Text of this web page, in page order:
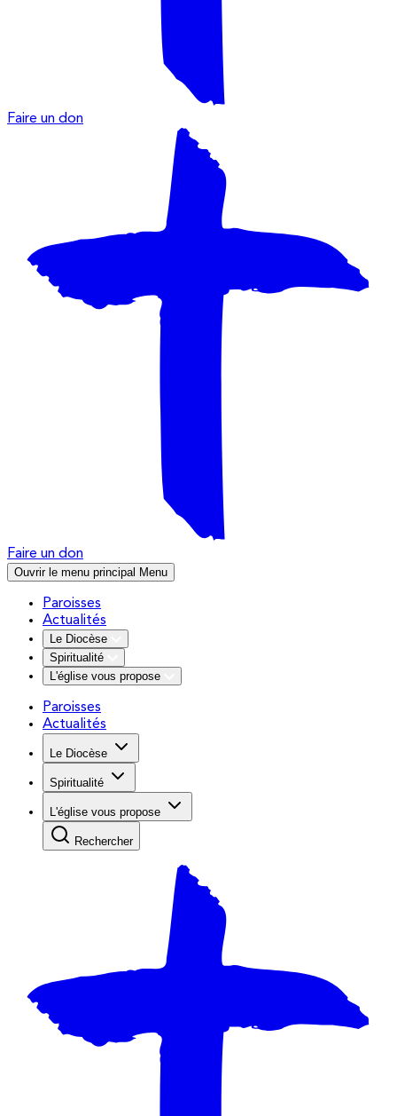
Faire un don
Faire un don
Ouvrir le menu principal Menu
Paroisses
Actualités
Le Diocèse
Spiritualité
L'église vous propose
Paroisses
Actualités
Le Diocèse
Spiritualité
L'église vous propose
Rechercher